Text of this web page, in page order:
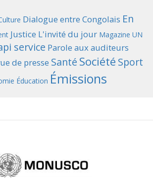
Dialogue entre Congolais En
Justice L'invité du jour Magazine UN
service Parole aux auditeurs
de presse Santé Société Sport
Éducation Émissions